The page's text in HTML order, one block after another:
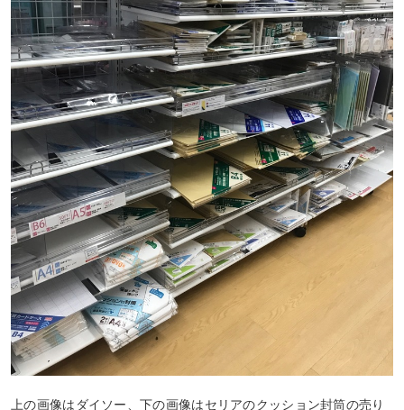
上の画像はダイソー、下の画像はセリアのクッション封筒の売り